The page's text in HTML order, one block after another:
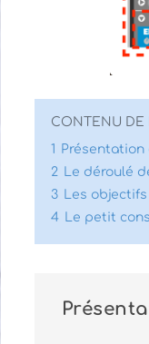
CONTENU DE
1
2 Le déroulé
3 Les
4 Le petit